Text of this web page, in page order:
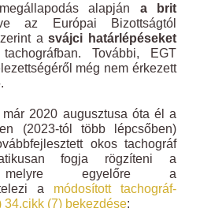
alapján a brit
az Európai Bizottságtól
asvájci határlépéseket
További, EGT
még nem érkezett
2020 augusztusa óta él a
(2023-tól több lépcsőben)
okos tachográf
fogja rögzíteni a
melyre egyelőre a
a módosított tachográf-
34.cikk (7) bekezdése: